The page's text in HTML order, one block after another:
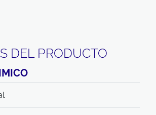
DEL PRODUCTO